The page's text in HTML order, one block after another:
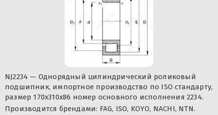
NJ2234 — Однорядный цилиндрический роликовый
подшипник, импортное производство по ISO стандарту,
размер 170x310x86 номер основного исполнения 2234.
Производится брендами: FAG, ISO, KOYO, NACHI, NTN.